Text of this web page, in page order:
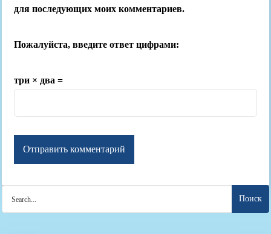
для последующих моих комментариев.
Пожалуйста, введите ответ цифрами:
три × два =
for: